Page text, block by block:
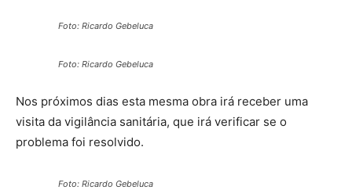
Foto: Ricardo Gebeluca
Foto: Ricardo Gebeluca
Nos próximos dias esta mesma obra irá receber uma
visita da vigilância sanitária, que irá verificar se o
problema foi resolvido.
Foto: Ricardo Gebeluca